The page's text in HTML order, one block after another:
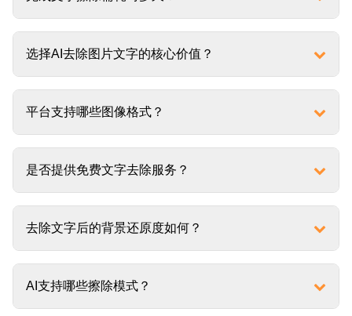
选择AI去除图片文字的核心价值？
平台支持哪些图像格式？
是否提供免费文字去除服务？
去除文字后的背景还原度如何？
AI支持哪些擦除模式？